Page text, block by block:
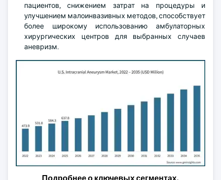
пациентов, снижением затрат на процедуры и
улучшением малоинвазивных методов, способствует
более широкому использованию амбулаторных
хирургических центров для выбранных случаев
аневризм.